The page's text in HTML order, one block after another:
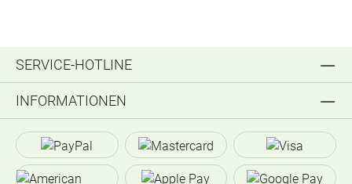
SERVICE-HOTLINE
INFORMATIONEN